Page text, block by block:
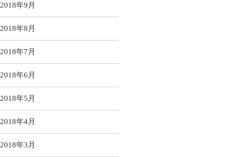
2018年9月
2018年8月
2018年7月
2018年6月
2018年5月
2018年4月
2018年3月